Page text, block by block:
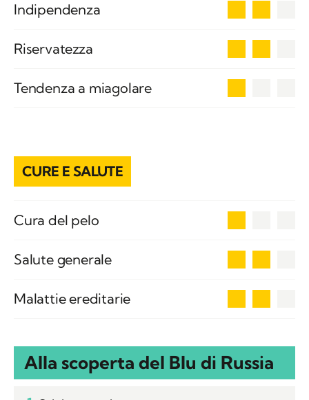
Indipendenza
Riservatezza
Tendenza a miagolare
CURE E SALUTE
Cura del pelo
Salute generale
Malattie ereditarie
Alla scoperta del Blu di Russia